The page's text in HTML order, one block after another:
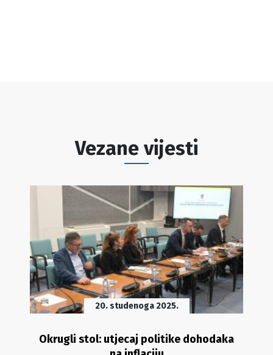
Vezane vijesti
20. studenoga 2025.
Okrugli stol: utjecaj politike dohodaka